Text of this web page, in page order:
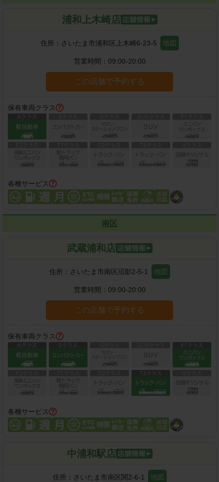
浦和上木崎店
住所： さいたま市浦和区上木崎6-23-5 地図
営業時間： 09:00-20:00
この店舗で予約する
保有車両クラス
各種サービス
南区
武蔵浦和店
住所： さいたま市南区沼影2-5-1 地図
営業時間： 09:00-20:00
この店舗で予約する
保有車両クラス
各種サービス
中浦和駅店
住所： さいたま市南区関2-6-1 地図